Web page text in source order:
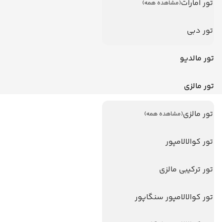
تور امارات(مشاهده همه)
تور دبی
تور مالدیو
تور مالزی
تور مالزی(مشاهده همه)
تور کوالالامپور
تور ترکیبی مالزی
تور کوالالامپور سنگاپور
لینک های مفید
درباره ما